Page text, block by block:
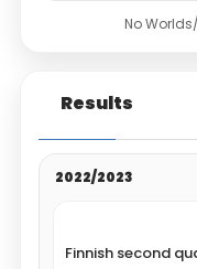
No
Results
2022/2023
Finnish second